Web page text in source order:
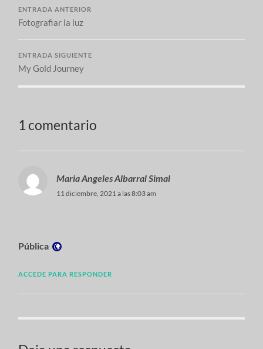
ENTRADA ANTERIOR
Fotografiar la luz
ENTRADA SIGUIENTE
My Gold Journey
1 comentario
Maria Angeles Albarral Simal
11 diciembre, 2021 a las 8:03 am
Pública
ACCEDE PARA RESPONDER